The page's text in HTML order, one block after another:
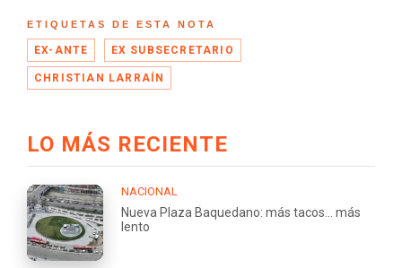
ETIQUETAS DE ESTA NOTA
EX-ANTE EX SUBSECRETARIO
CHRISTIAN LARRAÍN
LO MÁS RECIENTE
NACIONAL
Nueva Plaza Baquedano: más tacos... más
lento